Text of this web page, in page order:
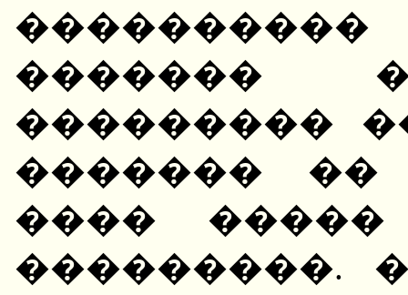
�������
���������
������� ��
����
���������.